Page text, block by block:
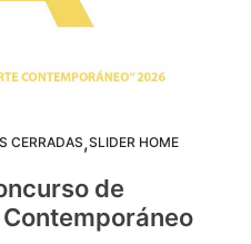
CERRADAS,SLIDER HOME
de